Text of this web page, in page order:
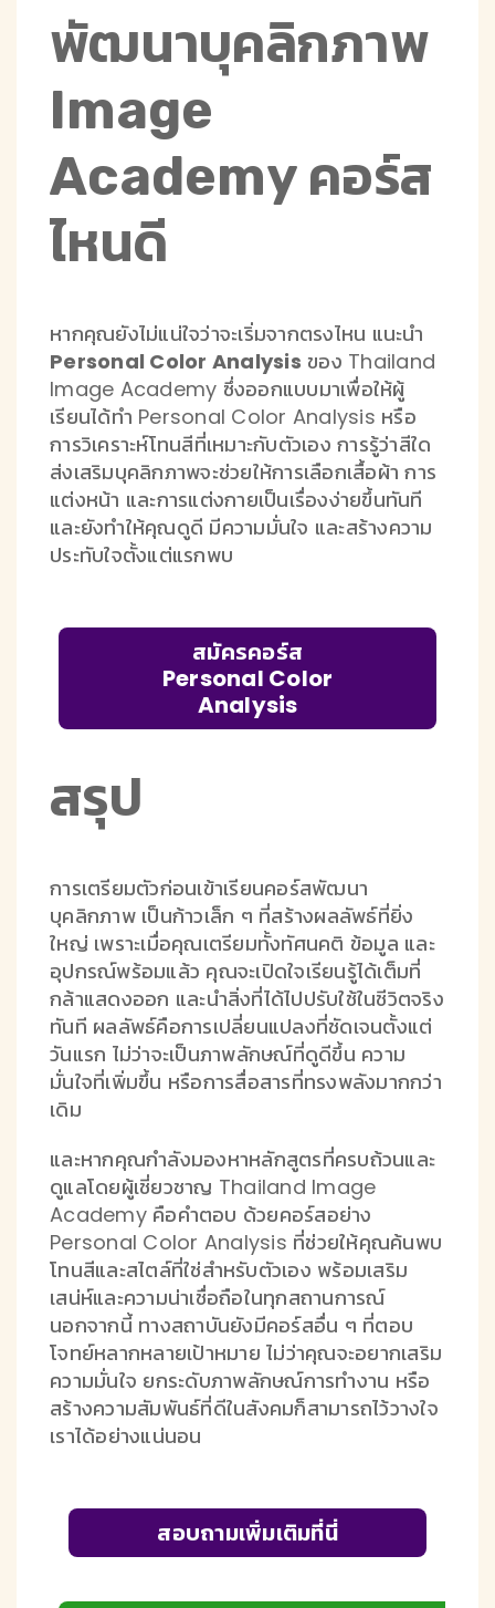
พัฒนาบุคลิกภาพ
Image
Academy คอร์ส
ไหนดี
หากคุณยังไม่แน่ใจว่าจะเริ่มจากตรงไหน แนะนำ
Personal Color Analysis ของ Thailand
Image Academy ซึ่งออกแบบมาเพื่อให้ผู้
เรียนได้ทำ Personal Color Analysis หรือ
การวิเคราะห์โทนสีที่เหมาะกับตัวเอง การรู้ว่าสีใด
ส่งเสริมบุคลิกภาพจะช่วยให้การเลือกเสื้อผ้า การ
แต่งหน้า และการแต่งกายเป็นเรื่องง่ายขึ้นทันที
และยังทำให้คุณดูดี มีความมั่นใจ และสร้างความ
ประทับใจตั้งแต่แรกพบ
สมัครคอร์ส
Personal Color
Analysis
สรุป
การเตรียมตัวก่อนเข้าเรียนคอร์สพัฒนา
บุคลิกภาพ เป็นก้าวเล็ก ๆ ที่สร้างผลลัพธ์ที่ยิ่ง
ใหญ่ เพราะเมื่อคุณเตรียมทั้งทัศนคติ ข้อมูล และ
อุปกรณ์พร้อมแล้ว คุณจะเปิดใจเรียนรู้ได้เต็มที่
กล้าแสดงออก และนำสิ่งที่ได้ไปปรับใช้ในชีวิตจริง
ทันที ผลลัพธ์คือการเปลี่ยนแปลงที่ชัดเจนตั้งแต่
วันแรก ไม่ว่าจะเป็นภาพลักษณ์ที่ดูดีขึ้น ความ
มั่นใจที่เพิ่มขึ้น หรือการสื่อสารที่ทรงพลังมากกว่า
เดิม
และหากคุณกำลังมองหาหลักสูตรที่ครบถ้วนและ
ดูแลโดยผู้เชี่ยวชาญ Thailand Image
Academy คือคำตอบ ด้วยคอร์สอย่าง
Personal Color Analysis ที่ช่วยให้คุณค้นพบ
โทนสีและสไตล์ที่ใช่สำหรับตัวเอง พร้อมเสริม
เสน่ห์และความน่าเชื่อถือในทุกสถานการณ์
นอกจากนี้ ทางสถาบันยังมีคอร์สอื่น ๆ ที่ตอบ
โจทย์หลากหลายเป้าหมาย ไม่ว่าคุณจะอยากเสริม
ความมั่นใจ ยกระดับภาพลักษณ์การทำงาน หรือ
สร้างความสัมพันธ์ที่ดีในสังคมก็สามารถไว้วางใจ
เราได้อย่างแน่นอน
สอบถามเพิ่มเติมที่นี่